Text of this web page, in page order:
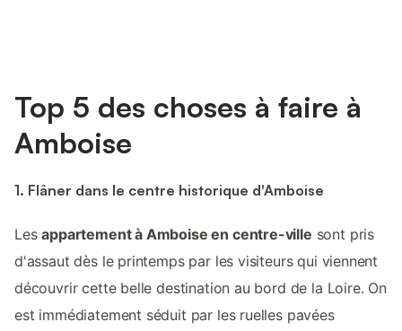
Top 5 des choses à faire à
Amboise
1. Flâner dans le centre historique d'Amboise
Lesappartement à Amboise en centre-ville sont pris
d'assaut dès le printemps par les visiteurs qui viennent
découvrir cette belle destination au bord de la Loire. On
est immédiatement séduit par les ruelles pavées